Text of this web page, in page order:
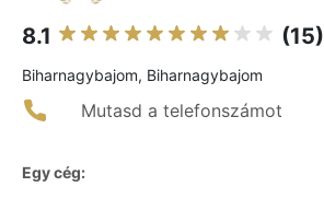
8.1 (15)
Biharnagybajom, Biharnagybajom
Mutasd a telefonszámot
Egy cég: